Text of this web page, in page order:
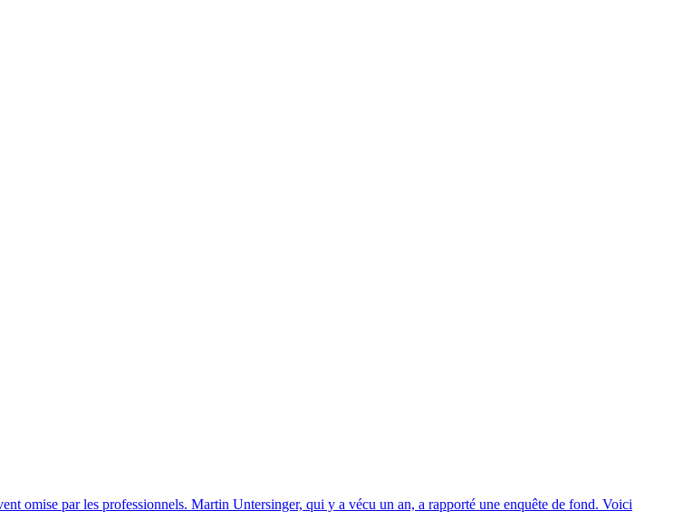
omise par les professionnels. Martin Untersinger, qui y a vécu un an, a rapporté une enquête de fond. Voici